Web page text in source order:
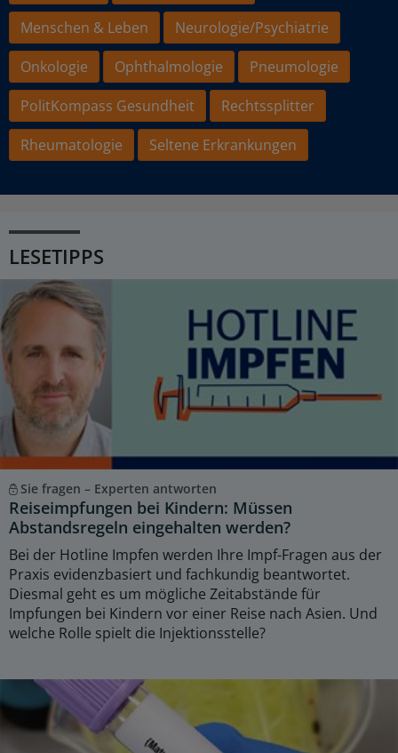
Menschen & Leben
Neurologie/Psychiatrie
Onkologie
Ophthalmologie
Pneumologie
PolitKompass Gesundheit
Rechtssplitter
Rheumatologie
Seltene Erkrankungen
LESETIPPS
Sie fragen – Experten antworten
Reiseimpfungen bei Kindern: Müssen
Abstandsregeln eingehalten werden?
Bei der Hotline Impfen werden Ihre Impf-Fragen aus der
Praxis evidenzbasiert und fachkundig beantwortet.
Diesmal geht es um mögliche Zeitabstände für
Impfungen bei Kindern vor einer Reise nach Asien. Und
welche Rolle spielt die Injektionsstelle?